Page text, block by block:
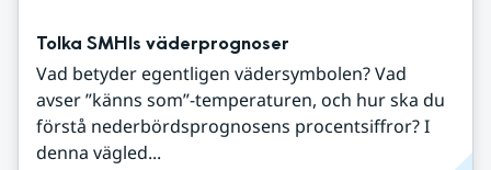
Tolka SMHIs väderprognoser
Vad betyder egentligen vädersymbolen? Vad
avser ”känns som”-temperaturen, och hur ska du
förstå nederbördsprognosens procentsiffror? I
denna vägled...